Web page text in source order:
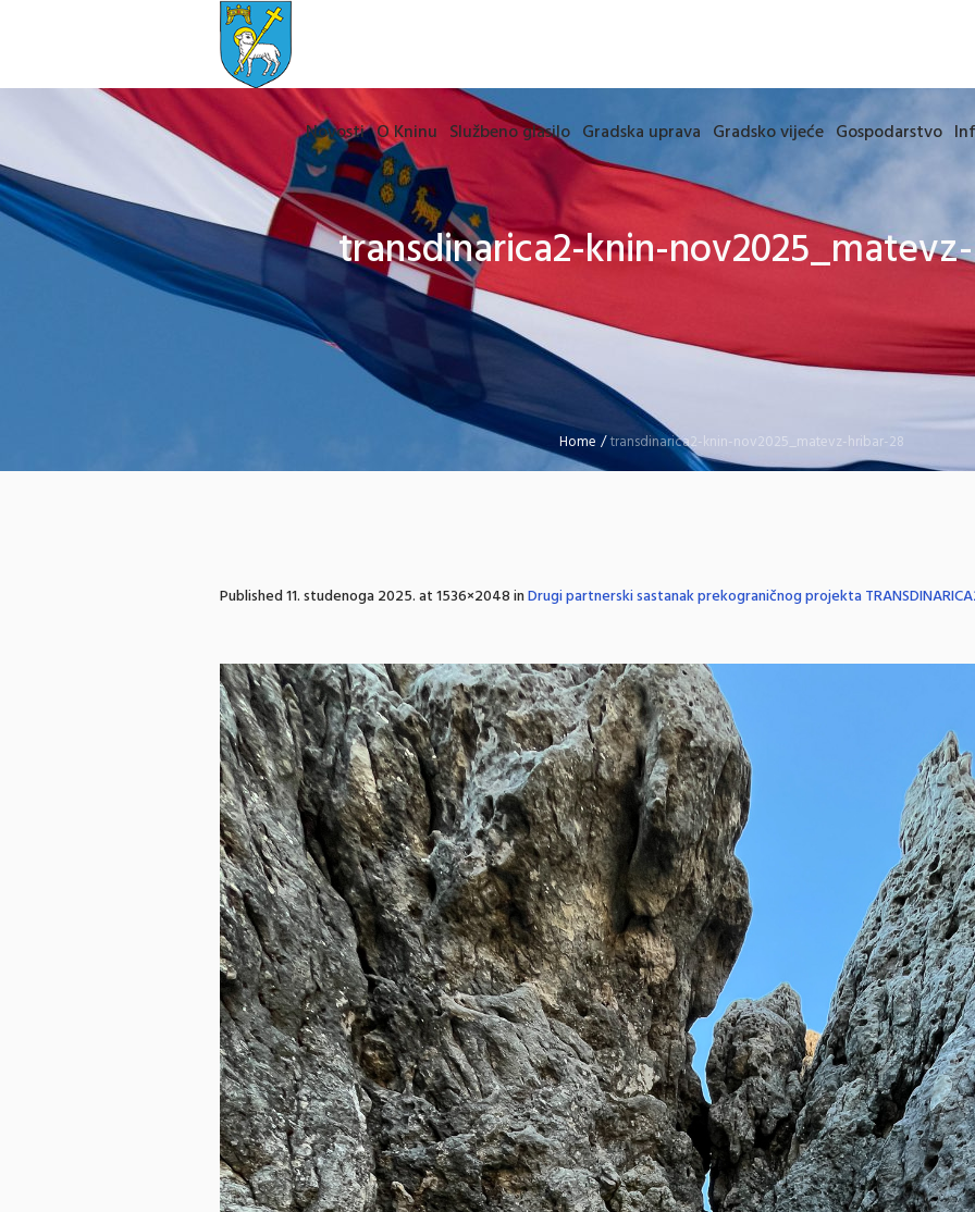
Novosti O Kninu Službeno glasilo Gradska uprava Gradsko vijeće Gospodarstvo
transdinarica2-knin-
Home /transdinarica2-knin-nov2025_matevz-hribar-28
Published11. studenoga 2025.at 1536×2048 inDrugi partnerski sastanak prekograničnog projekta